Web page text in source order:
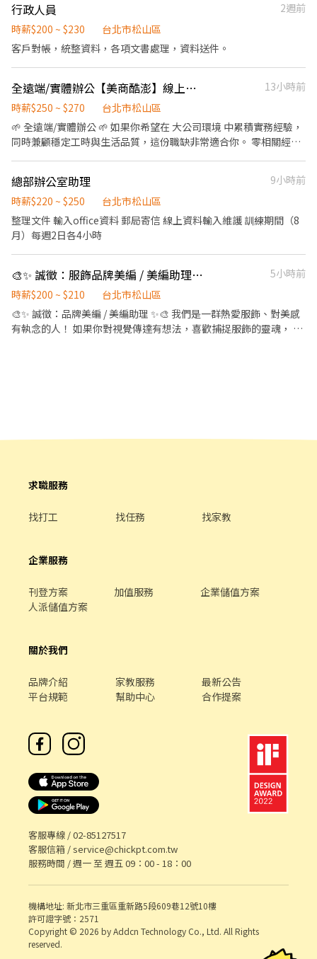
管道、時間點、問題類型、聯絡客服的頻率) 改善蝦皮店到店相關服
務流程。 5. 有效處理蝦皮客服、退貨退款團隊、BD OPS 團隊等轉
介之客戶問題，確保問題能在時效內被解決，致力提升用戶服務體
分鐘最長兩分半 2.一到日排班制，純電話客服，前2週教育訓練為固
定一到五9am-6pm 3.教育結束後則下線到所屬班別, 固定上班時間
為高中職畢業 . 計薪方式：35-42k 視工作經驗核薪 . 工作地點：台
北市信義區菸廠路88號9樓 . 工作時間： 週一～週日排班制，早班
(8:30-17:30) . . ✼••┈┈┈┈••✼••┈┈┈┈••✼ 蝦皮【智
取店客服-晚班B(14:30-23:30)】#長期 . 工作內容： 1. 回覆並解決買
情況，針對已回報的系統問題進行追蹤與執行後續作業。 2. 了解賣
家、消費者的需求，提供產品/流程等反饋建議，跨部門協作及溝
通。 3. 針對爭議案件啟動調查流程，保障公司、部門、買家、賣
家...等各方權益，主動追蹤案件進度並妥善處理之。 4. 依據用戶諮
詢案件資訊 (如：聯絡管道、時間點、問題類型、聯絡客服的頻率)
改善蝦皮店到店相關服務流程。 5. 有效處理蝦皮客服、退貨退款團
隊、BD OPS 團隊等轉介之客戶問題，確保問題能在時效內被解
決，致力提升用戶服務體驗。 6. 排班制工作，教育訓練期間(約2~4
週)為固定9am-6pm，結束後則下線到所屬班別 . 職務說明： 1.此
監視器、資料登錄、案件追蹤等等。 -客服團隊文書作業處理，如資
行政與後勤作業。 . 職務需求： 1.熟悉基本電腦操作（如文書處理、
奏 . ⚠️週一到週日 需可配合一周排四天班 ⚠️早班以文書居多，外撥
. 工作時間： 週一～週日排班制，晚班(14:00-23:00) ⚠️需可配合至
少四天⚠️ . ✼••┈┈┈┈••✼••┈┈┈┈••✼ 蝦皮【(台中
政庶務 3. 協助SPX工程人員現場發包/驗收作業 4. 追蹤發包/驗收工
商追蹤細節 6. 基礎文書處理能力，包含Word/Excel . 職務需求： 1.
此職位需整理大量資料，須具備細心、耐心特質 2. 有外勤經驗佳，
以高鐵為主，會與區域工程人員一同出勤 依實際狀況搭高鐵/台鐵/
摩托車或搭工程人員的車(不太需要自行開車)， 2.外勤與內勤比例
4:1 3.有交通費用產生可實報實銷，油資依照里程數報帳 4.工作現場
無冷氣 5.手機流量需考量，因現場需上傳大量照片（網路費自付) 6.
會需使用google表單（非必需，但需學習使用） . 計薪方式：36K .
工作地點：台中市北區中清路一段39號 . 工作時間： 週一～週五，
9:30-18:30 (時間須依照專案地點/內容調整，可能會早到或晚退，
夜間部學生如有晚間課程安排無法配合者，請斟酌應徵) ⚠️需要五天
可配合上班⚠️ . ✼••┈┈┈┈••✼••┈┈┈┈••✼ 【投遞步
填寫上方履歷囉) 2. 加入顧問官方帳號: https://lin.ee/3SUeDWM 留
下大名與顧問預約討論 3. 截圖小G, 告知應徵者 「大名/電話/應徵
OO崗位」, 等候顧問於上班日間(9:00-18:00)聯繫! - 📢**同時招募
🦐蝦皮店到店門市人員，時薪最高 $350！** 👉 查看更多職缺：
業相關經驗加分。 居家辦公必備： 需具備良好、安靜且網路穩定的
獨立工作環境。 教育訓練完會輪班，依照酷澎主管說明為準 家裡需
要具備Wifi --------------------------- 【工作時間與配合度】 需配
合輪班07:00-23:00，不會排到大夜(大夜班額外招募) 最早07:00-
16:00、最晚14:00-23:00 排休說明： 需配合週末、國定假日排班
（排班穩定，休假依勞基法規定） 初期因營運需求，班表可能較具
彈性；營運穩定後，將以月分為單位盡量維持固定班段，以利同仁
安排生活 --------------------------- 工作薪資：38K 工作模式：全
遠端，公司提供筆電 需具備安靜、有快速穩定之網路且可獨立工作
的環境 願意進辦公室者另談 (薪資較高) --------------------------- #
隔月十五號發放薪資到本人帳戶 #投保勞保、健保、勞退 #無現領
活動及節慶檔期 * 市場趨勢、競品及消費者需求分析 * 與美編共同
完成社群及廣告素材 * 協助品牌異業合作、展覽及活動執行 * 其他
品牌行銷及行政支援事項 若對 AI 工具、SEO、跨境電商或品牌經營
曾操作電商平台，熟悉商品建檔、上下架、活動設定、商品文案及
後台操作尤佳。 * 有跨境電商操作經驗者優先 * 具 SEO、廣告等數
行政人員
2週前
時薪$200 ~ $230
台北市松山區
客戶對帳，統整資料，各項文書處理，資料送件。
全遠端/實體辦公【美商酷澎】線上客服🌱快速到職｜穩定工時 KK
13小時前
時薪$250 ~ $270
台北市松山區
🌱 全遠端/實體辦公 🌱 如果你希望在 大公司環境 中累積實務經驗，
同時兼顧穩定工時與生活品質，這份職缺非常適合你。 零相關經驗
電商產業入門機會 #完整教育訓練與明確流程 #零相關經驗可 【工
作內容】 1. 客戶諮詢與申訴處理 透過多元聯絡管道（如電話、線上
客服等）進行客戶諮詢，並對客戶申訴提供第一線回應與處理。 2.
問題協調與改善服務品質 將客戶回饋與申訴內容回報並分享給相關
件，確保客戶獲得妥善與周到的服務。 4. 即時協助一線同仁處理突
發事件，並提供專業建議 【職務需求】 • 喜歡用文字與人互動，具
細心，能留意資訊正確性（商品內容、回覆品質） • 可配合輪班制
• 家中有wifi ( 手機熱點不行哦 ! ) 【加分條件】 ＋ 有客服、電商、
哦 ! // 【聯絡資訊】 ConBiz - Katheryn L1NE: jiao000 電話:
總部辦公室助理
9小時前
時薪$220 ~ $250
台北市松山區
整理文件 輸入office資料 郵局寄信 線上資料輸入維護 訓練期間（8
月）每週2日各4小時
🎨✨ 誠徵：服飾品牌美編 / 美編助理 ✨🎨
5小時前
時薪$200 ~ $210
台北市松山區
🎨✨ 誠徵：品牌美編 / 美編助理 ✨🎨 我們是一群熱愛服飾、對美感
有執念的人！ 如果你對視覺傳達有想法，喜歡捕捉服飾的靈魂， 這
流行趨勢有高度覺察力，能掌握品牌視覺風格。 • 軟體應用： 具備
基礎或進階設計軟體能力（如：PS, AI, Canva手機剪輯軟體） • 主
備攝影經驗、或有個人經營社群優先考慮。 ✨ 寫在應徵之前 這不是
光。如果你覺得自己夠時髦、熱情、有趣，歡迎加入我們的團隊！ ❗️
工員購優惠、不定期下午茶、好玩的公司聚餐。 • 地點： 松山區。
• 作品集要求： 應徵美編職位，建議請提供 PDF 或線上連結作品
求職服務
找打工 找任務 找家教
企業服務
刊登方案 加值服務
企業儲值方案
人派儲值方案
關於我們
品牌介紹 家教服務
最新公告
平台規範
幫助中心 合作提案
客服專線 /02-85127517
客服信箱 /service@chickpt.com.tw
服務時間 / 週一 至 週五 09：00 - 18：00
機構地址: 新北市三重區重新路5段609巷12號10樓
許可證字號：2571
Copyright © 2026 by Addcn Technology Co., Ltd. All Rights
reserved.